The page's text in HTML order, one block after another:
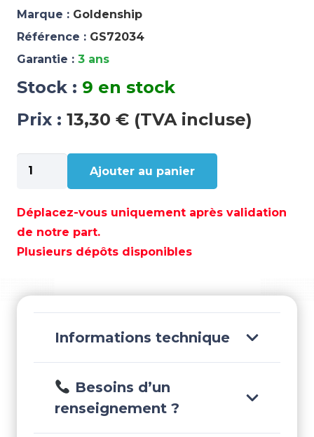
Marque : Goldenship
Référence : GS72034
Garantie : 3 ans
Stock : 9 en stock
Prix : 13,30 € (TVA incluse)
quantité
de
C/
PVC
8MM
Ajouter au panier
Déplacez-vous uniquement après validation
de notre part.
Plusieurs dépôts disponibles
Informations technique
Besoins d’un
renseignement ?